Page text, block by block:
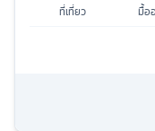
ที่เที่ยว มื้อ